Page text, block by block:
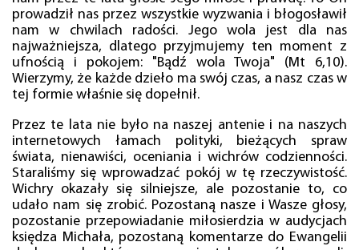
prowadził nas przez wszystkie wyzwania i błogosławił
nam w chwilach radości. Jego wola jest dla nas
najważniejsza, dlatego przyjmujemy ten moment z
ufnością i pokojem: "Bądź wola Twoja" (Mt 6,10).
Wierzymy, że każde dzieło ma swój czas, a nasz czas w
tej formie właśnie się dopełnił.
Przez te lata nie było na naszej antenie i na naszych
internetowych łamach polityki, bieżących spraw
świata, nienawiści, oceniania i wichrów codzienności.
Staraliśmy się wprowadzać pokój w tę rzeczywistość.
Wichry okazały się silniejsze, ale pozostanie to, co
udało nam się zrobić. Pozostaną nasze i Wasze głosy,
pozostanie przepowiadanie miłosierdzia w audycjach
księdza Michała, pozostaną komentarze do Ewangelii